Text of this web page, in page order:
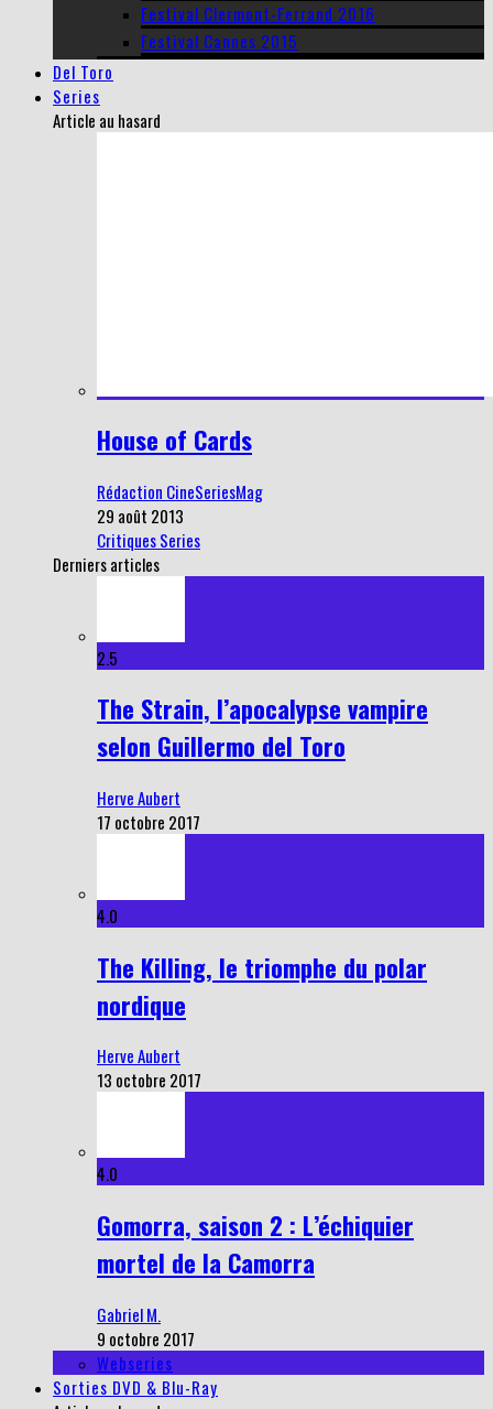
Festival Clermont-Ferrand 2016
Festival Cannes 2015
Del Toro
Series
Article au hasard
House of Cards
Rédaction CineSeriesMag
29 août 2013
Critiques Series
Derniers articles
2.5
The Strain, l’apocalypse vampire
selon Guillermo del Toro
Herve Aubert
17 octobre 2017
4.0
The Killing, le triomphe du polar
nordique
Herve Aubert
13 octobre 2017
4.0
Gomorra, saison 2 : L’échiquier
mortel de la Camorra
Gabriel M.
9 octobre 2017
Webseries
Sorties DVD & Blu-Ray